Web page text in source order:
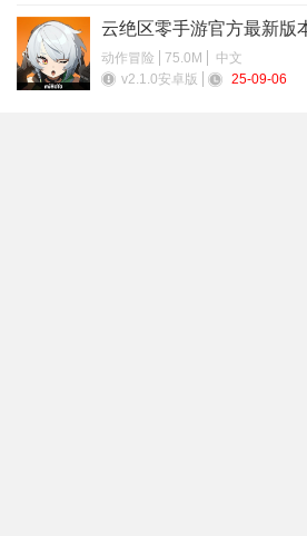
云绝区零手游官方最新版
动作冒险 75.0M
中文
v2.1.0安卓版
25-09-06